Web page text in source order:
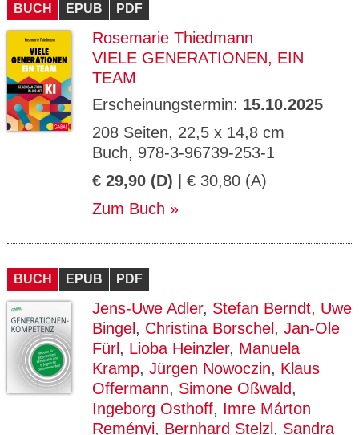
BUCH EPUB PDF
Rosemarie Thiedmann
VIELE GENERATIONEN, EIN
TEAM
Erscheinungstermin: 15.10.2025
208 Seiten, 22,5 x 14,8 cm
Buch, 978-3-96739-253-1
€ 29,90 (D) | € 30,80 (A)
Zum Buch
BUCH EPUB PDF
Jens-Uwe Adler, Stefan Berndt, Uwe
Bingel , Christina Borschel , Jan-Ole
Fürl , Lioba Heinzler, Manuela
Kramp, Jürgen Nowoczin, Klaus
Offermann, Simone Oßwald,
Ingeborg Osthoff, Imre Márton
Reményi, Bernhard Stelzl , Sandra